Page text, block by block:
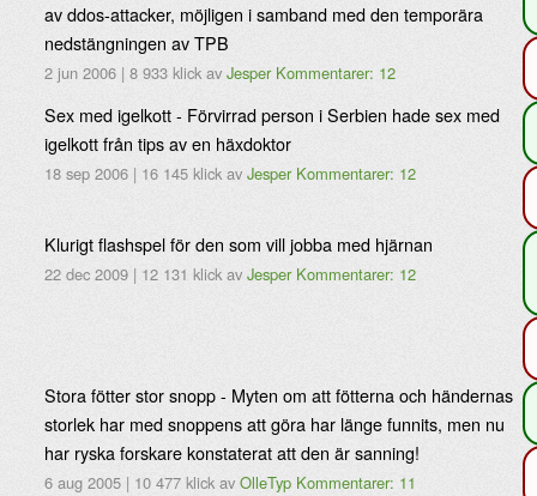
av ddos-attacker, möjligen i samband med den temporära
nedstängningen av TPB
2 jun 2006 | 8 933 klick av Jesper Kommentarer: 12
Sex med igelkott - Förvirrad person i Serbien hade sex med
igelkott från tips av en häxdoktor
18 sep 2006 | 16 145 klick av Jesper Kommentarer: 12
Klurigt flashspel för den som vill jobba med hjärnan
22 dec 2009 | 12 131 klick av Jesper Kommentarer: 12
Stora fötter stor snopp - Myten om att fötterna och händernas
storlek har med snoppens att göra har länge funnits, men nu
har ryska forskare konstaterat att den är sanning!
6 aug 2005 | 10 477 klick av OlleTyp Kommentarer: 11